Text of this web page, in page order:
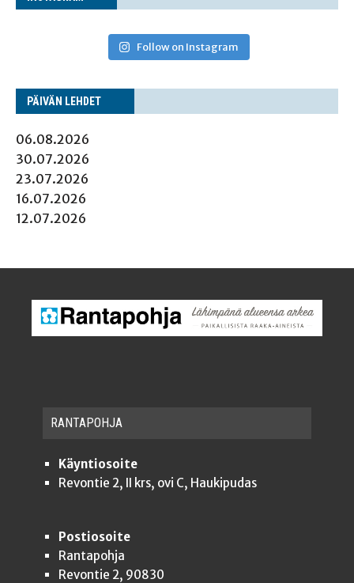
Follow on Instagram
PÄI­VÄN LEHDET
06.08.2026
30.07.2026
23.07.2026
16.07.2026
12.07.2026
RAN­TA­POH­JA
Käyntiosoite
Revontie 2, II krs, ovi C, Haukipudas
Postiosoite
Rantapohja
Revontie 2, 90830